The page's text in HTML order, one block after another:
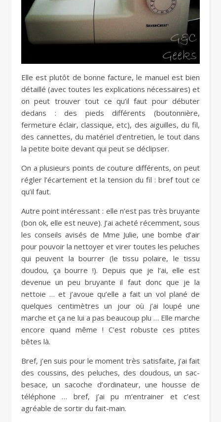
Elle est plutôt de bonne facture, le manuel est bien
détaillé (avec toutes les explications nécessaires) et
on peut trouver tout ce qu’il faut pour débuter
dedans : des pieds différents (boutonnière,
fermeture éclair, classique, etc), des aiguilles, du fil,
des cannettes, du matériel d’entretien, le tout dans
la petite boite devant qui peut se déclipser.
On a plusieurs points de couture différents, on peut
régler l’écartement et la tension du fil : bref tout ce
qu’il faut.
Autre point intéressant : elle n’est pas très bruyante
(bon ok, elle est neuve). J’ai acheté récemment, sous
les conseils avisés de Mme Julie, une bombe d’air
pour pouvoir la nettoyer et virer toutes les peluches
qui peuvent la bourrer (le tissu polaire, le tissu
doudou, ça bourre !). Depuis que je l’ai, elle est
devenue un peu bruyante il faut donc que je la
nettoie … et j’avoue qu’elle a fait un vol plané de
quelques centimètres un jour où j’ai loupé une
marche et ça ne lui a pas beaucoup plu … Elle marche
encore quand même ! C’est robuste ces ptites
bêtes là.
Bref, j’en suis pour le moment très satisfaite, j’ai fait
des coussins, des peluches, des doudous, un sac-
besace, un sacoche d’ordinateur, une housse de
téléphone … bref, j’ai pu m’entrainer et c’est
agréable de sortir du fait-main.